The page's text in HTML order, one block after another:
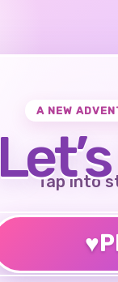
A NEW
Tap into
♥